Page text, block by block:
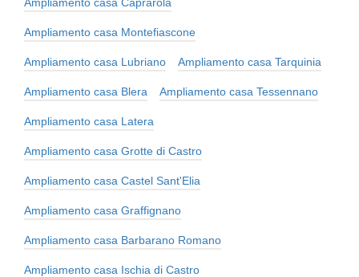
Ampliamento casa Montefiascone
Ampliamento casa Lubriano Ampliamento casa Tarquinia
Ampliamento casa Blera Ampliamento casa Tessennano
Ampliamento casa Latera
Ampliamento casa Grotte di Castro
Ampliamento casa Castel Sant'Elia
Ampliamento casa Graffignano
Ampliamento casa Barbarano Romano
Ampliamento casa Ischia di Castro